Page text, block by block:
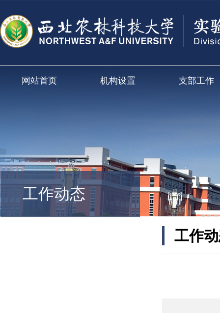
网站首页 机构设置 支部工作
工作动态
工作